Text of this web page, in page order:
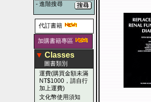
- 進階搜尋
代訂書籍
加購書籍專區
▼ Classes
圖書類別
運費(購買金額未滿
NT$1000，請自行
加上運費)
文化幣使用須知